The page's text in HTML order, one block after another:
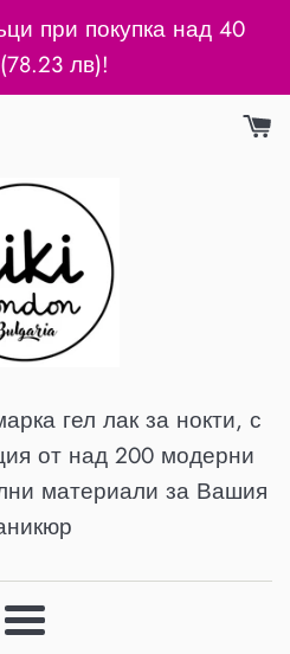
при покупка над 40
лв)!
гел лак за нокти, с
от над 200 модерни
материали за Вашия
Меню